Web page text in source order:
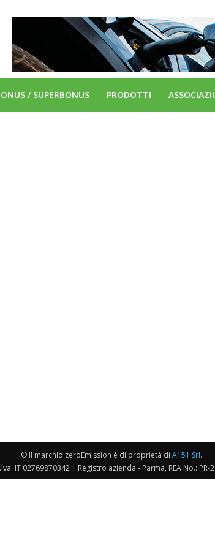
/ SUPERBONUS PRODOTTI
© Il marchio zeroEmission è di proprietà di A151 Srl.
IT 02769870342 | Registro azienda - Parma, REA No.: